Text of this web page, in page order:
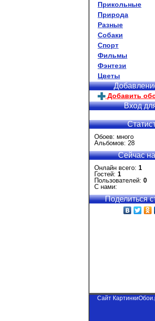
Прикольные
Природа
Разные
Собаки
Спорт
Фильмы
Фэнтези
Цветы
Добавить
Вход
Обоев: много
Альбомов: 28
Сейчас
Онлайн всего: 1
Гостей: 1
Пользователей: 0
С нами:
Поделиться
Сайт